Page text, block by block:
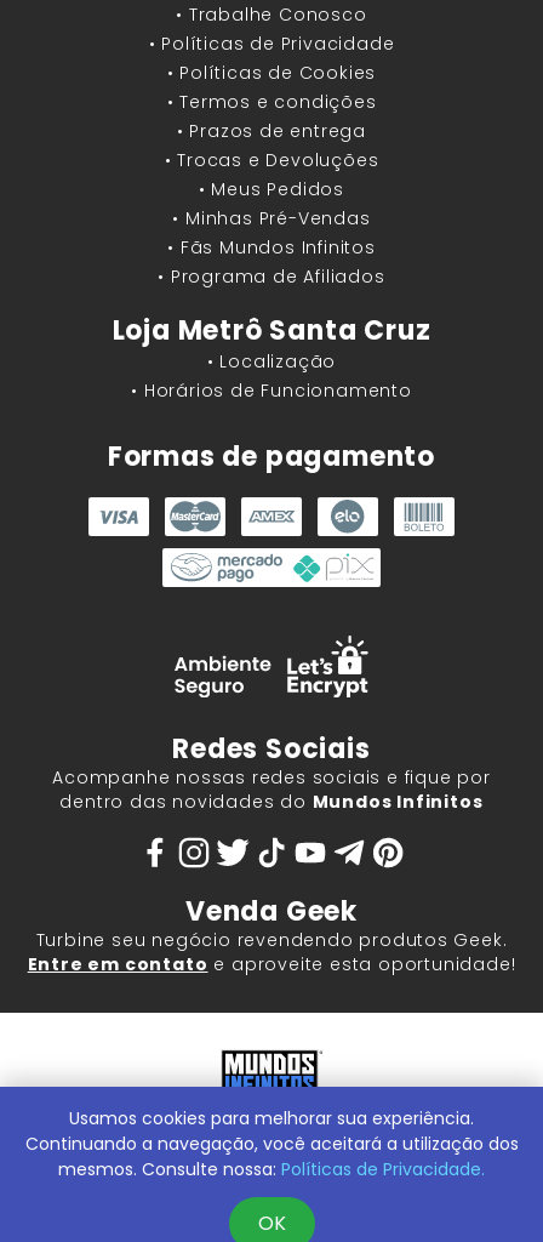
• Trabalhe Conosco
• Políticas de Privacidade
• Políticas de Cookies
• Termos e condições
• Prazos de entrega
• Trocas e Devoluções
• Meus Pedidos
• Minhas Pré-Vendas
• Fãs Mundos Infinitos
• Programa de Afiliados
Loja Metrô Santa Cruz
• Localização
• Horários de Funcionamento
Formas de pagamento
Redes Sociais
Acompanhe nossas redes sociais e fique por
dentro das novidades do Mundos Infinitos
Venda Geek
Turbine seu negócio revendendo produtos Geek.
Entre em contato e aproveite esta oportunidade!
Mundos Infinitos - Publicações e Geek Store |ContentStuff
Publicações e Assinaturas Ltda. CNPJ - 05.859.917/0001-60.
Conheça nossa Loja Física:Rua Machado Bitencourt, 291 -
Usamos cookies para melhorar sua experiência.
Continuando a navegação, você aceitará a utilização dos
mesmos. Consulte nossa: Políticas de Privacidade.
OK